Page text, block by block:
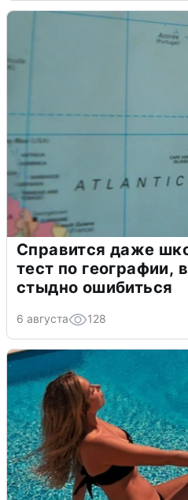
Справится даже
тест по географии,
стыдно ошибиться
6 августа 128